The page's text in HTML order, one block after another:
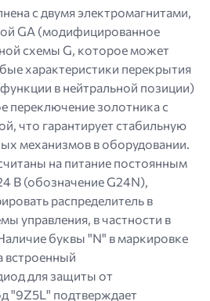
с двумя электромагнитами,
GA (модифицированное
схемы G, которое может
характеристики перекрытия
в нейтральной позиции)
переключение золотника с
что гарантирует стабильную
механизмов в оборудовании.
на питание постоянным
В (обозначение G24N),
распределитель в
управления, в частности в
буквы "N" в маркировке
встроенный
для защиты от
"9Z5L" подтверждает